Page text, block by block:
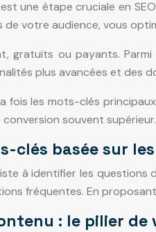
une étape cruciale en
de votre audience, vous
gratuits ou payants.
plus avancées et des
fois les mots-clés
souvent supérieur.
clés basée sur
à identifier les questions
fréquentes. En
: le pilier de